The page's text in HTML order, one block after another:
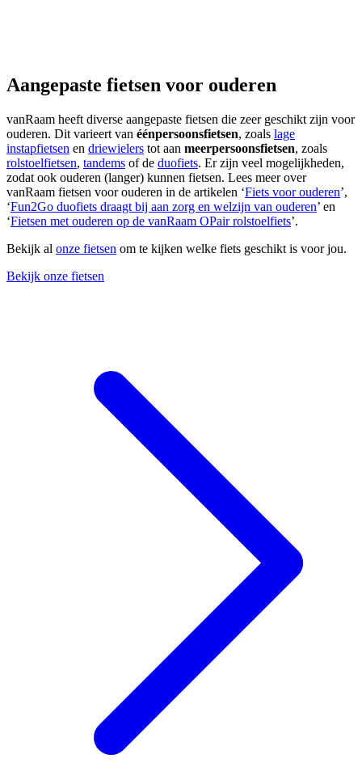
Aangepaste fietsen voor ouderen
vanRaam heeft diverse aangepaste fietsen die zeer geschikt zijn voor
ouderen. Dit varieert van éénpersoonsfietsen, zoals lage
instapfietsen en driewielers tot aan meerpersoonsfietsen, zoals
rolstoelfietsen, tandems of de duofiets. Er zijn veel mogelijkheden,
zodat ook ouderen (langer) kunnen fietsen. Lees meer over
vanRaam fietsen voor ouderen in de artikelen ‘Fiets voor ouderen’,
‘Fun2Go duofiets draagt bij aan zorg en welzijn van ouderen’ en
‘Fietsen met ouderen op de vanRaam OPair rolstoelfiets’.
Bekijk al onze fietsen om te kijken welke fiets geschikt is voor jou.
Bekijk onze fietsen